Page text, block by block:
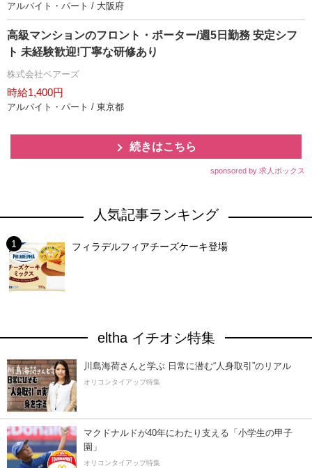
アルバイト・パート / 大阪府
高級マンションのフロント・ポーター/週5日勤務 安定シフ
ト 未経験歓迎!丁寧な研修あり
株式会社ベアーズ
時給1,400円
アルバイト・パート / 東京都
続きはこちら
sponsored by 求人ボックス
人気記事ランキング
フィラデルフィアチーズケーキ登場
eltha イチオシ特集
川島海荷さんと学ぶ 日常に潜む“人身取引”のリアル
オリコンタイアップ特集
マクドナルドが40年にわたり支える「小学生の甲子
園」
オリコンタイアップ特集